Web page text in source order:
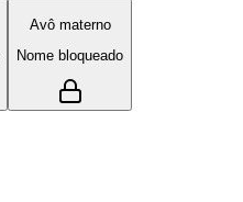
Avô materno
Nome bloqueado